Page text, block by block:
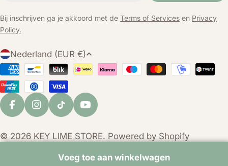
Bij inschrijven ga je akkoord met de Terms of Services en Privacy
Policy.
L
a
n
d
/
e
g
Nederland (EUR €)
Betaalmethoden
FacebookInstagram
TikTokYouTube
© 2026 KEY LIME STORE. Powered by Shopify
Voeg toe aan winkelwagen